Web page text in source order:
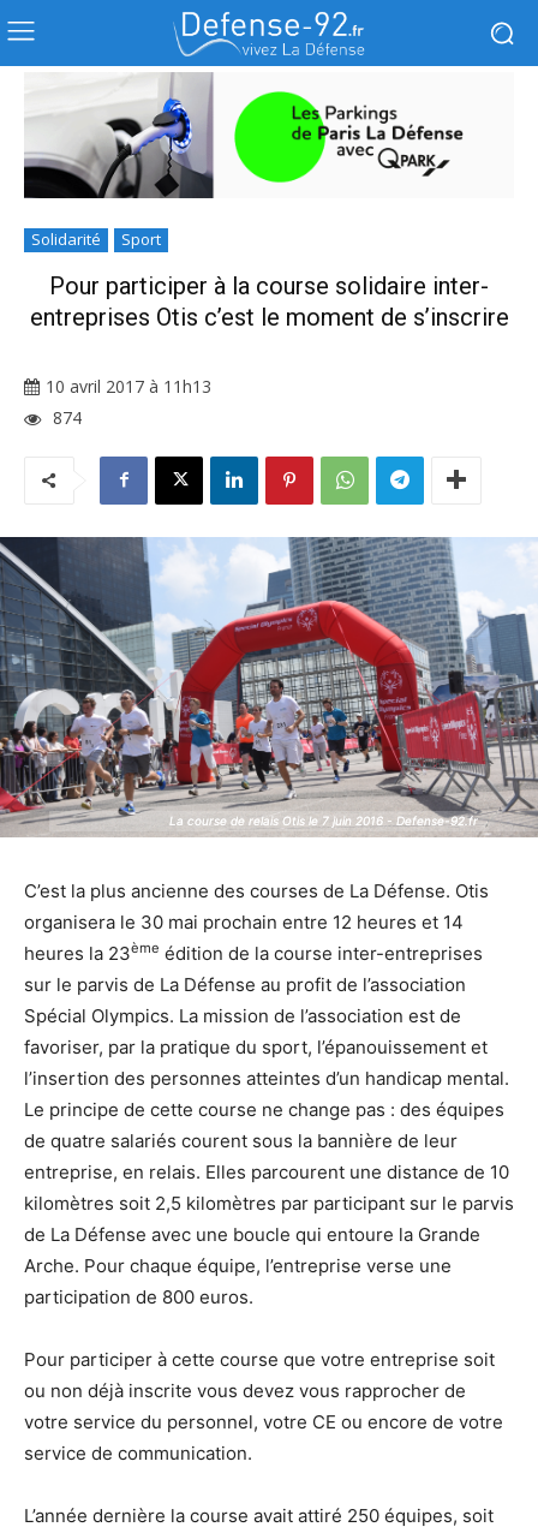
Solidarité Sport
Pour participer à la course solidaire inter-
entreprises Otis c’est le moment de s’inscrire
10 avril 2017 à 11h13
874
La course de relais Otis le 7 juin 2016 - Defense-92.fr
La course de relais Otis le 7 juin 2016 - Defense-92.fr
C’est la plus ancienne des courses de La Défense. Otis
organisera le 30 mai prochain entre 12 heures et 14
heures la 23ème édition de la course inter-entreprises
sur le parvis de La Défense au profit de l’association
Spécial Olympics. La mission de l’association est de
favoriser, par la pratique du sport, l’épanouissement et
l’insertion des personnes atteintes d’un handicap mental.
Le principe de cette course ne change pas : des équipes
de quatre salariés courent sous la bannière de leur
entreprise, en relais. Elles parcourent une distance de 10
kilomètres soit 2,5 kilomètres par participant sur le parvis
de La Défense avec une boucle qui entoure la Grande
Arche. Pour chaque équipe, l’entreprise verse une
participation de 800 euros.
Pour participer à cette course que votre entreprise soit
ou non déjà inscrite vous devez vous rapprocher de
votre service du personnel, votre CE ou encore de votre
service de communication.
L’année dernière la course avait attiré 250 équipes, soit